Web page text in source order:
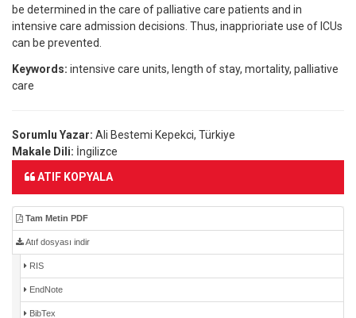
be determined in the care of palliative care patients and in
intensive care admission decisions. Thus, inapprioriate use of ICUs
can be prevented.
Keywords: intensive care units, length of stay, mortality, palliative
care
Sorumlu Yazar: Ali Bestemi Kepekci, Türkiye
Makale Dili: İngilizce
ATIF KOPYALA
Tam Metin PDF
Atıf dosyası indir
RIS
EndNote
BibTex